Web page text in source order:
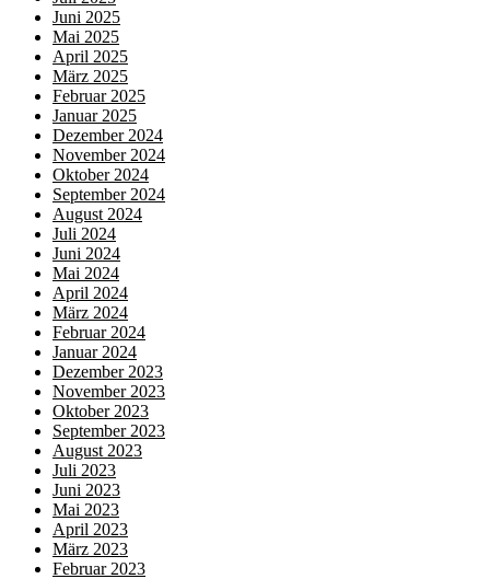
Juni 2025
Mai 2025
April 2025
März 2025
Februar 2025
Januar 2025
Dezember 2024
November 2024
Oktober 2024
September 2024
August 2024
Juli 2024
Juni 2024
Mai 2024
April 2024
März 2024
Februar 2024
Januar 2024
Dezember 2023
November 2023
Oktober 2023
September 2023
August 2023
Juli 2023
Juni 2023
Mai 2023
April 2023
März 2023
Februar 2023